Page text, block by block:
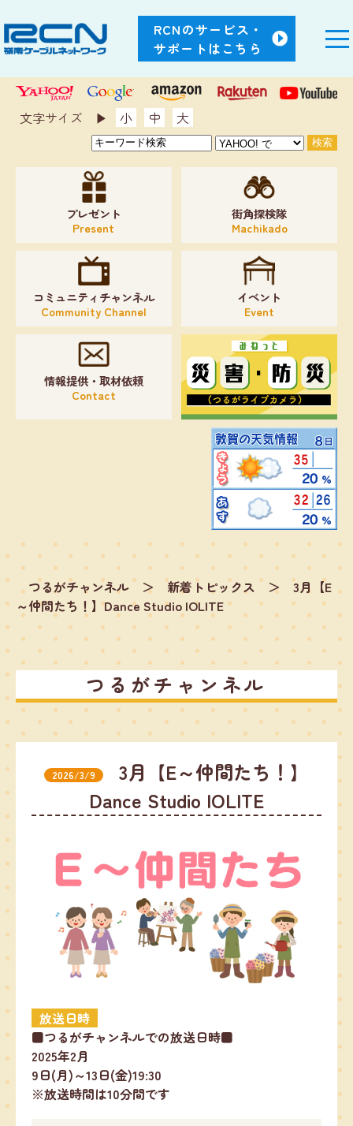
RCNのサービス・
サポートはこちら
文字サイズ ▶︎ 小 中 大
プレゼント
Present
街角探検隊
Machikado
コミュニティチャンネル
Community Channel
イベント
Event
情報提供・取材依頼
Contact
つるがチャンネル ＞ 新着トピックス ＞
3月【E
～仲間たち！】Dance Studio IOLITE
つるがチャンネル
2026/3/9
3月【E～仲間たち！】
Dance Studio IOLITE
放送日時
■つるがチャンネルでの放送日時■
2025年2月
9日(月)～13日(金)19:30
※放送時間は10分間です